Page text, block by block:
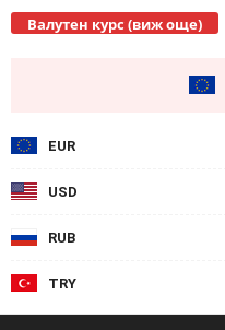
Валутен курс (виж още)
EUR
USD
RUB
TRY